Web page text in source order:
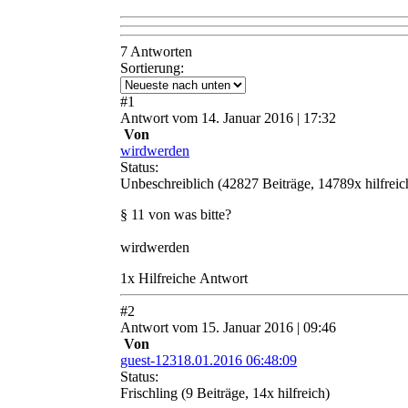
7 Antworten
Sortierung:
#1
Antwort vom 14. Januar 2016 | 17:32
Von
wirdwerden
Status:
Unbeschreiblich (42827 Beiträge, 14789x
§ 11 von was bitte?
wirdwerden
1x Hilfreiche Antwort
#2
Antwort vom 15. Januar 2016 | 09:46
Von
guest-12318.01.2016 06:48:09
Status:
Frischling (9 Beiträge, 14x hilfreich)